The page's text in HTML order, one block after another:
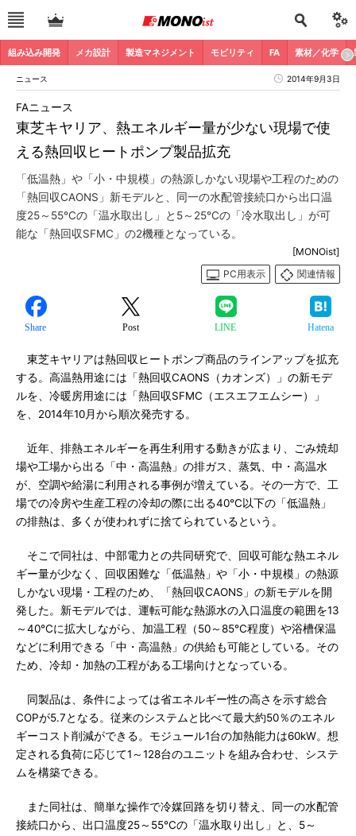
組み込み開発 メカ設計 製造マネジメント モビリティ FA 素材／化学
ニュース 2014年9月3日
東芝キヤリア、熱エネルギー量が少ない現場で使
える熱回収ヒートポンプ製品拡充
FAニュース
「低温熱」や「小・中規模」の熱源しかない現場や工程のための
「熱回収CAONS」新モデルと、同一の水配管接続口から出口温
度25～55℃の「温水取出し」と5～25℃の「冷水取出し」が可
能な「熱回収SFMC」の2機種となっている。
[MONOist]
PC用表示
関連情報
Share Post LINE Hatena
東芝キヤリアは熱回収ヒートポンプ商品のラインアップを拡充
する。高温熱用途には「熱回収CAONS（カオンズ）」の新モデ
ルを、冷暖房用途には「熱回収SFMC（エスエフエムシー）」
を、2014年10月から順次発売する。
近年、排熱エネルギーを再生利用する動きが広まり、ごみ焼却
場や工場から出る「中・高温熱」の排ガス、蒸気、中・高温水
が、空調や給湯に利用される事例が増えている。その一方で、工
場での冷房や生産工程の冷却の際に出る40℃以下の「低温熱」
の排熱は、多くが使われずに捨てられているという。
そこで同社は、中部電力との共同研究で、回収可能な熱エネル
ギー量が少なく、回収困難な「低温熱」や「小・中規模」の熱源
しかない現場・工程のため、「熱回収CAONS」の新モデルを開
発した。新モデルでは、運転可能な熱源水の入口温度の範囲を13
～40℃に拡大しながら、加温工程（50～85℃程度）や浴槽保温
などに利用できる「中・高温熱」の供給も可能としている。その
ため、冷却・加熱の工程がある工場向けとなっている。
同製品は、条件によっては省エネルギー性の高さを示す総合
COPが5.7となる。従来のシステムと比べて最大約50％のエネル
ギーコスト削減ができる。モジュール1台の加熱能力は60kW。想
定される負荷に応じて1～128台のユニットを組み合わせ、システ
ムを構築できる。
また同社は、簡単な操作で冷媒回路を切り替え、同一の水配管
接続口から、出口温度25～55℃の「温水取り出し」と、5～